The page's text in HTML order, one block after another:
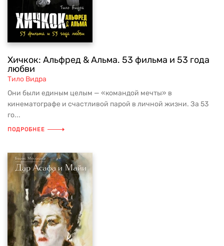
Хичкок: Альфред & Альма. 53 фильма и 53 года
любви
Тило Видра
Они были единым целым — «командой мечты» в
кинематографе и счастливой парой в личной жизни. За 53
го...
ПОДРОБНЕЕ